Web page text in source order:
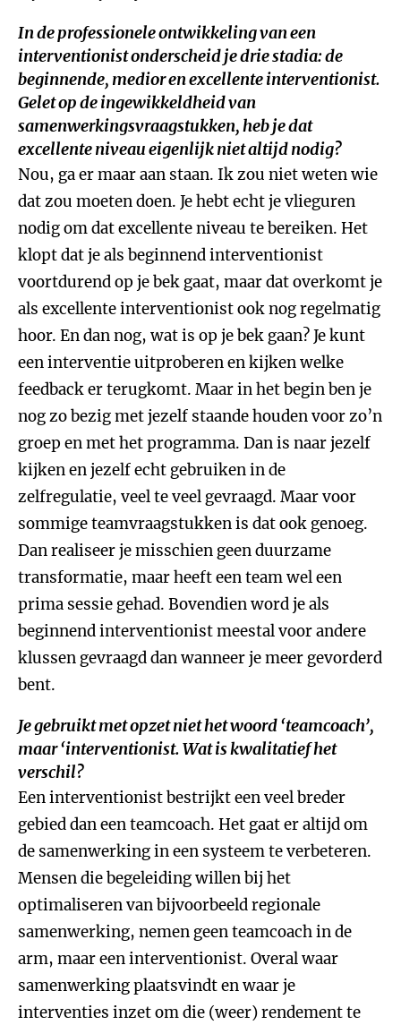
In de professionele ontwikkeling van een
interventionist onderscheid je drie stadia: de
beginnende, medior en excellente interventionist.
Gelet op de ingewikkeldheid van
samenwerkingsvraagstukken, heb je dat
excellente niveau eigenlijk niet altijd nodig?
Nou, ga er maar aan staan. Ik zou niet weten wie
dat zou moeten doen. Je hebt echt je vlieguren
nodig om dat excellente niveau te bereiken. Het
klopt dat je als beginnend interventionist
voortdurend op je bek gaat, maar dat overkomt je
als excellente interventionist ook nog regelmatig
hoor. En dan nog, wat is op je bek gaan? Je kunt
een interventie uitproberen en kijken welke
feedback er terugkomt. Maar in het begin ben je
nog zo bezig met jezelf staande houden voor zo’n
groep en met het programma. Dan is naar jezelf
kijken en jezelf echt gebruiken in de
zelfregulatie, veel te veel gevraagd. Maar voor
sommige teamvraagstukken is dat ook genoeg.
Dan realiseer je misschien geen duurzame
transformatie, maar heeft een team wel een
prima sessie gehad. Bovendien word je als
beginnend interventionist meestal voor andere
klussen gevraagd dan wanneer je meer gevorderd
bent.
Je gebruikt met opzet niet het woord ‘teamcoach’,
maar ‘interventionist. Wat is kwalitatief het
verschil?
Een interventionist bestrijkt een veel breder
gebied dan een teamcoach. Het gaat er altijd om
de samenwerking in een systeem te verbeteren.
Mensen die begeleiding willen bij het
optimaliseren van bijvoorbeeld regionale
samenwerking, nemen geen teamcoach in de
arm, maar een interventionist. Overal waar
samenwerking plaatsvindt en waar je
interventies inzet om die (weer) rendement te